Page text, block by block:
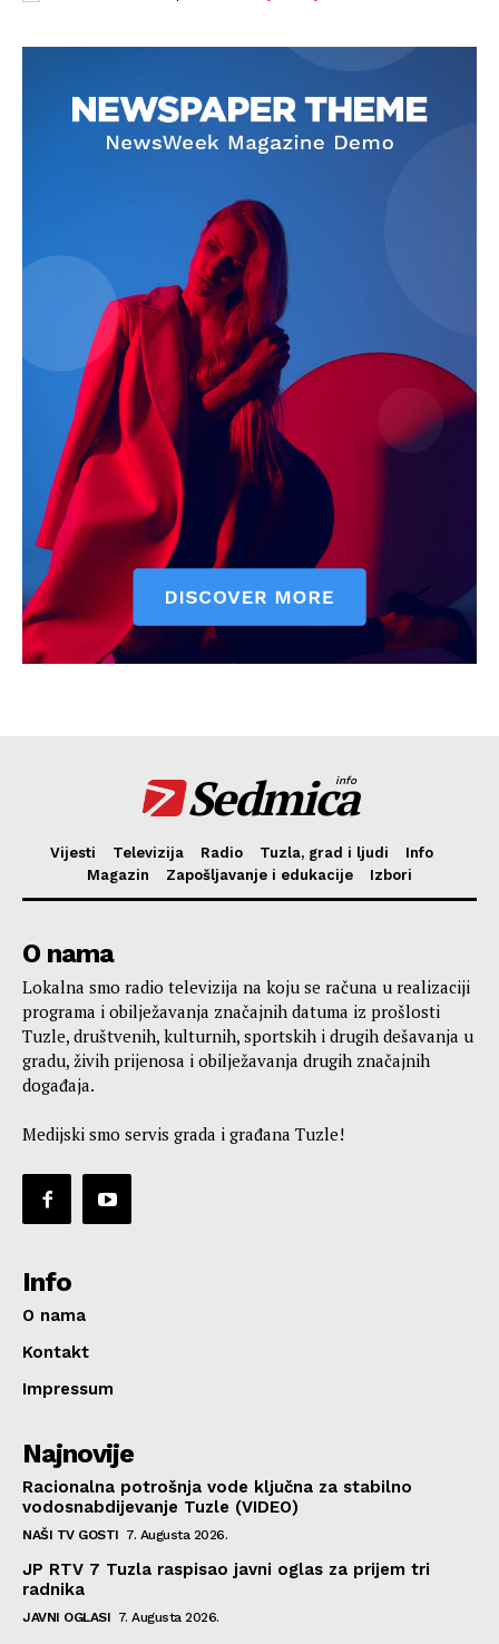
O nama
Impressum
Sedmica
info
Vijesti Televizija Radio Tuzla, grad i ljudi
Info
Magazin
Zapošljavanje i edukacije Izbori
O nama
Lokalna smo radio televizija na koju se računa u realizaciji
programa i obilježavanja značajnih datuma iz prošlosti
Tuzle, društvenih, kulturnih, sportskih i drugih dešavanja u
gradu, živih prijenosa i obilježavanja drugih značajnih
događaja.
Medijski smo servis grada i građana Tuzle!
Info
O nama
Kontakt
Impressum
Najnovije
Racionalna potrošnja vode ključna za stabilno
vodosnabdijevanje Tuzle (VIDEO)
NAŠI TV GOSTI 7. Augusta 2026.
JP RTV 7 Tuzla raspisao javni oglas za prijem tri
radnika
JAVNI OGLASI 7. Augusta 2026.